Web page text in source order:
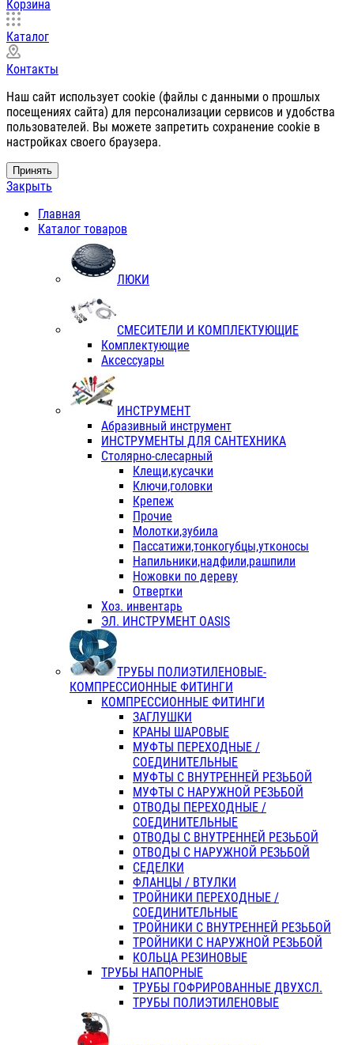
Корзина
Каталог
Контакты
Наш сайт использует cookie (файлы с данными о прошлых
посещениях сайта) для персонализации сервисов и удобства
пользователей. Вы можете запретить сохранение cookie в
настройках своего браузера.
Принять
Закрыть
Главная
Каталог товаров
ЛЮКИ
СМЕСИТЕЛИ И КОМПЛЕКТУЮЩИЕ
Комплектующие
Аксессуары
ИНСТРУМЕНТ
Абразивный инструмент
ИНСТРУМЕНТЫ ДЛЯ САНТЕХНИКА
Столярно-слесарный
Клещи,кусачки
Ключи,головки
Крепеж
Прочие
Молотки,зубила
Пассатижи,тонкогубцы,утконосы
Напильники,надфили,рашпили
Ножовки по дереву
Отвертки
Хоз. инвентарь
ЭЛ. ИНСТРУМЕНТ OASIS
ТРУБЫ ПОЛИЭТИЛЕНОВЫЕ-
КОМПРЕССИОННЫЕ ФИТИНГИ
КОМПРЕССИОННЫЕ ФИТИНГИ
ЗАГЛУШКИ
КРАНЫ ШАРОВЫЕ
МУФТЫ ПЕРЕХОДНЫЕ /
СОЕДИНИТЕЛЬНЫЕ
МУФТЫ С ВНУТРЕННЕЙ РЕЗЬБОЙ
МУФТЫ С НАРУЖНОЙ РЕЗЬБОЙ
ОТВОДЫ ПЕРЕХОДНЫЕ /
СОЕДИНИТЕЛЬНЫЕ
ОТВОДЫ С ВНУТРЕННЕЙ РЕЗЬБОЙ
ОТВОДЫ С НАРУЖНОЙ РЕЗЬБОЙ
СЕДЕЛКИ
ФЛАНЦЫ / ВТУЛКИ
ТРОЙНИКИ ПЕРЕХОДНЫЕ /
СОЕДИНИТЕЛЬНЫЕ
ТРОЙНИКИ С ВНУТРЕННЕЙ РЕЗЬБОЙ
ТРОЙНИКИ С НАРУЖНОЙ РЕЗЬБОЙ
КОЛЬЦА РЕЗИНОВЫЕ
ТРУБЫ НАПОРНЫЕ
ТРУБЫ ГОФРИРОВАННЫЕ ДВУХСЛ.
ТРУБЫ ПОЛИЭТИЛЕНОВЫЕ